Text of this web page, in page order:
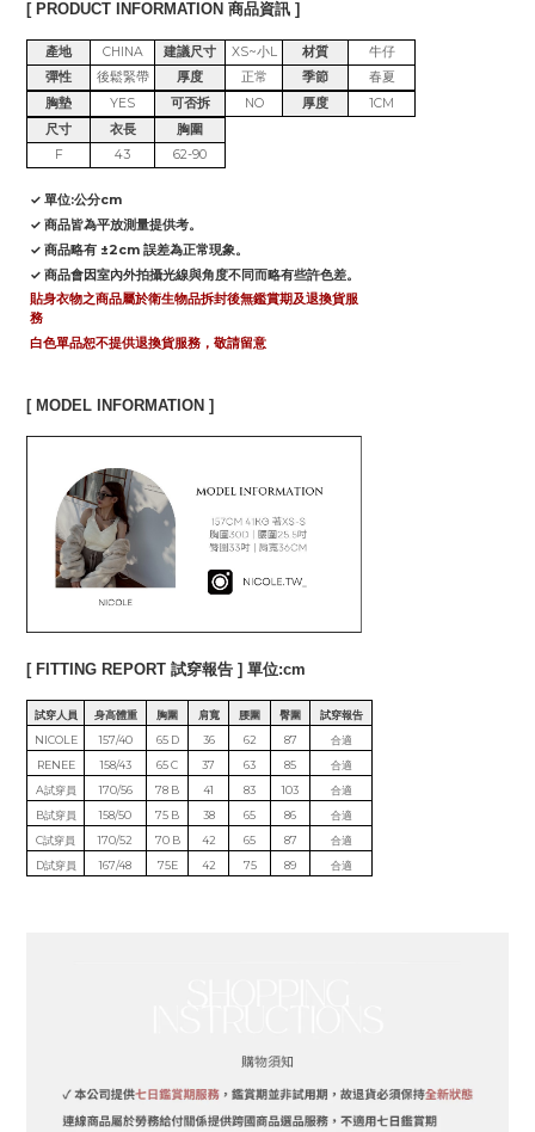
[ PRODUCT INFORMATION 商品資訊 ]
產地 CHINA 建議尺寸 XS~小L 材質
牛仔
彈性
後鬆緊帶 厚度 正常 季節
春夏
胸墊
YES 可否拆 NO 厚度
1CM
尺寸
衣長
胸圍
F
43 62-90
✓ 單位:公分cm
✓ 商品皆為平放測量提供考。
✓ 商品略有 ±2cm 誤差為正常現象。
✓ 商品會因室內外拍攝光線與角度不同而略有些許色差。
貼身衣物之商品屬於衛生物品拆封後無鑑賞期及退換貨服
務
白色單品恕不提供退換貨服務，敬請留意
[ MODEL INFORMATION ]
[ FITTING REPORT 試穿報告 ] 單位:cm
試穿人員 身高體重 胸圍 肩寬 腰圍 臀圍
試穿報告
NICOLE
157/40 65 D 36 62 87
合適
RENEE
158/43 65 C 37 63 85
合適
A試穿員
170/56 78 B 41 83 103
合適
B試穿員
158/50 75 B 38 65 86
合適
C試穿員
170/52 70 B 42 65 87
合適
D試穿員
167/48 75E 42 75 89 合適